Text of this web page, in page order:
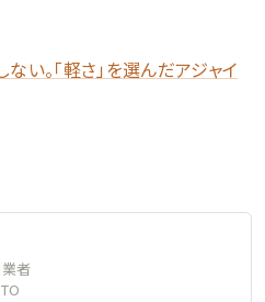
い。「軽さ」を選んだアジャイ
者